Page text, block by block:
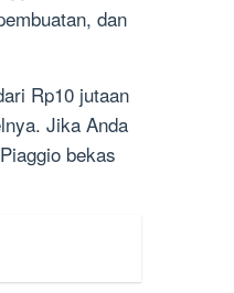
dan
Rp10 jutaan
Jika Anda
bekas